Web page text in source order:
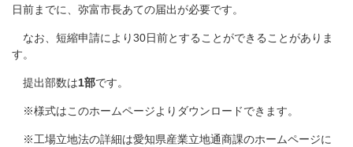
日前までに、弥富市長あての届出が必要です。
なお、短縮申請により30日前とすることができることがありま
す。
提出部数は1部です。
※様式はこのホームページよりダウンロードできます。
※工場立地法の詳細は愛知県産業立地通商課のホームページに